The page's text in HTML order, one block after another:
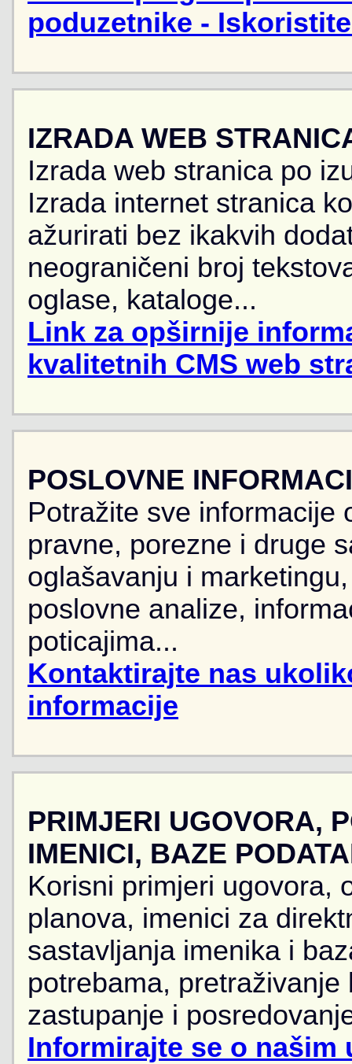
poduzetnike -
IZRADA WEB
Izrada web stranica po
Izrada internet stranica
ažurirati bez ikakvih
neograničeni broj
oglase, kataloge...
Link za opširnije
kvalitetnih CMS web
POSLOVNE
Potražite sve informacije
pravne, porezne i druge
oglašavanju i
poslovne analize,
poticajima...
Kontaktirajte nas
informacije
PRIMJERI UGOVORA,
IMENICI, BAZE
Korisni primjeri ugovora,
planova, imenici za
sastavljanja imenika i
potrebama,
zastupanje i
Informirajte se o našim